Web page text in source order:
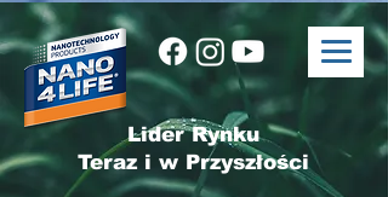
Lider Rynku
Teraz i w Przyszłości